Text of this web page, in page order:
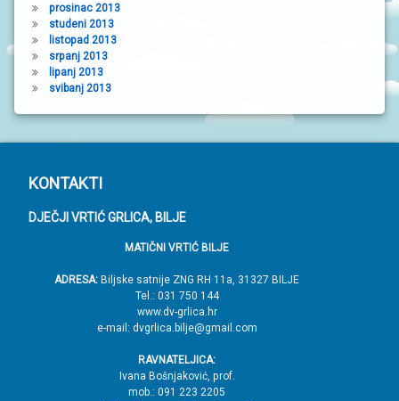
prosinac 2013
studeni 2013
listopad 2013
srpanj 2013
lipanj 2013
svibanj 2013
P
o
KONTAKTI
DJEČJI VRTIĆ GRLICA, BILJE
MATIČNI VRTIĆ BILJE
ADRESA: Biljske satnije ZNG RH 11a, 31327 BILJE
Tel.: 031 750 144
www.dv-grlica.hr
e-mail: dvgrlica.bilje@gmail.com
RAVNATELJICA:
Ivana Bošnjaković, prof.
mob.: 091 223 2205